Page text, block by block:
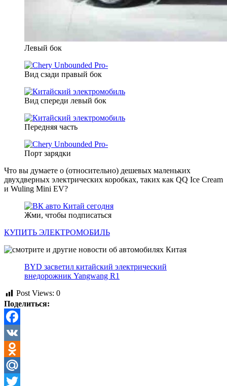
Левый бок
Вид сзади правый бок
Вид спереди левый бок
Передняя часть
Порт зарядки
Что вы думаете о (относительно) дешевых маленьких
двухдверных электрических коробках, таких как QQ Ice Cream
и Wuling Mini EV?
Жми, чтобы подписаться
КУПИТЬ ЭЛЕКТРОМОБИЛЬ
BYD засветил китайский электрический
внедорожник Yangwang R1
Post Views: 0
Поделиться:
Facebook
VK
Odnoklassniki
Mail.Ru